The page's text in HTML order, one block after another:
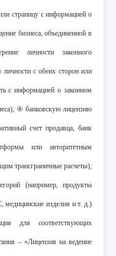
страницу с информацией о
бизнеса, объединенной в
личности законного
личности с обеих сторон или
с информацией о законном
④ банковскую лицензию
счет продавца, банк
или авторитетным
трансграничные расчеты);
(например, продукты
медицинские изделия и т. д.)
для соответствующих
– «Лицензия на ведение